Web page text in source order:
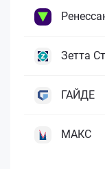
Зетта
ГАЙДЕ
МАКС